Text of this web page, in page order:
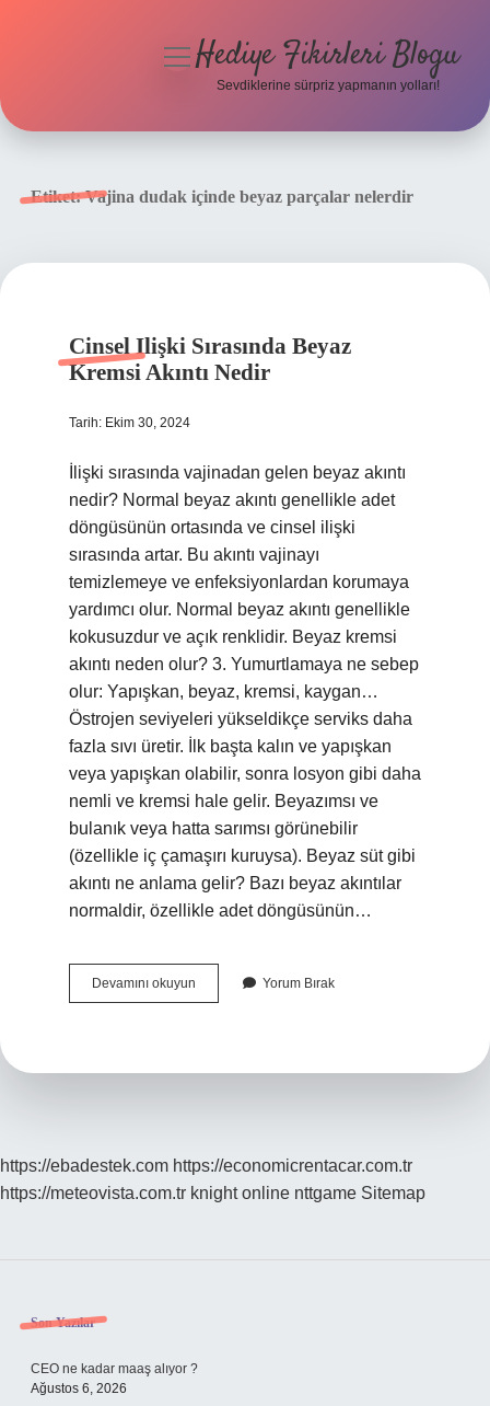
menüyüHediye Fikirleri Blogu
Sevdiklerine sürpriz yapmanın yolları!
Etiket:Vajina dudak içinde beyaz parçalar nelerdir
Cinsel Ilişki Sırasında Beyaz
Kremsi Akıntı Nedir
Tarih: Ekim 30, 2024
İlişki sırasında vajinadan gelen beyaz akıntı
nedir? Normal beyaz akıntı genellikle adet
döngüsünün ortasında ve cinsel ilişki
sırasında artar. Bu akıntı vajinayı
temizlemeye ve enfeksiyonlardan korumaya
yardımcı olur. Normal beyaz akıntı genellikle
kokusuzdur ve açık renklidir. Beyaz kremsi
akıntı neden olur? 3. Yumurtlamaya ne sebep
olur: Yapışkan, beyaz, kremsi, kaygan…
Östrojen seviyeleri yükseldikçe serviks daha
fazla sıvı üretir. İlk başta kalın ve yapışkan
veya yapışkan olabilir, sonra losyon gibi daha
nemli ve kremsi hale gelir. Beyazımsı ve
bulanık veya hatta sarımsı görünebilir
(özellikle iç çamaşırı kuruysa). Beyaz süt gibi
akıntı ne anlama gelir? Bazı beyaz akıntılar
normaldir, özellikle adet döngüsünün…
Devamını okuyun
Ilişki
Yorum Bırak
https://ebadestek.com https://economicrentacar.com.tr
https://meteovista.com.tr knight online nttgame Sitemap
Sidebar
Son Yazılar
CEO ne kadar maaş alıyor ?
Ağustos 6, 2026